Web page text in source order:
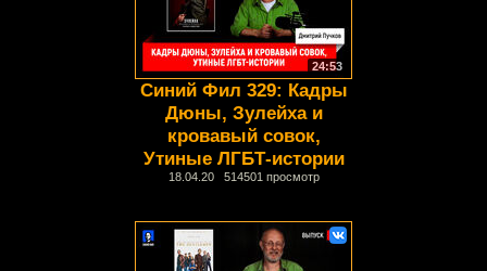
24:53
Синий Фил 329: Кадры
Дюны, Зулейха и
кровавый совок,
Утиные ЛГБТ-истории
18.04.20 514501 просмотр